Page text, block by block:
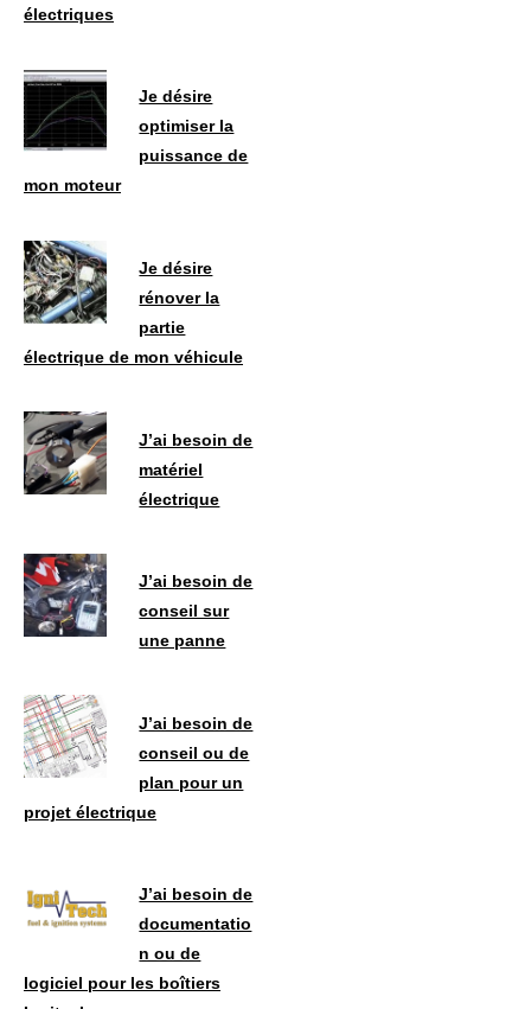
électriques
Je désire
optimiser la
puissance de
mon moteur
Je désire
rénover la
partie
électrique de mon véhicule
J’ai besoin de
matériel
électrique
J’ai besoin de
conseil sur
une panne
J’ai besoin de
conseil ou de
plan pour un
projet électrique
J’ai besoin de
documentatio
n ou de
logiciel pour les boîtiers